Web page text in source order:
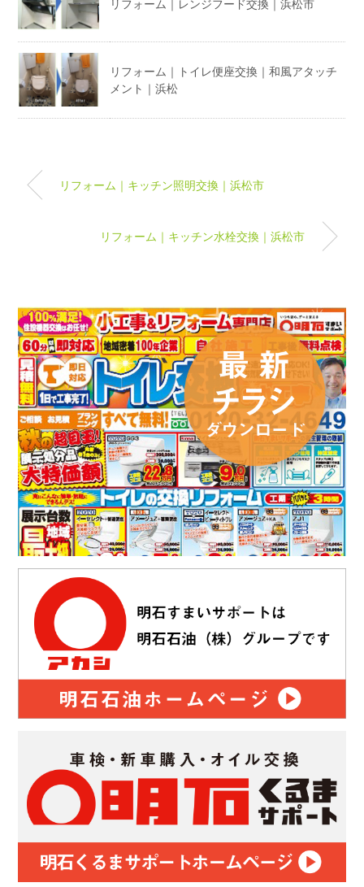
リフォーム｜レンジフード交換｜浜松市
リフォーム｜トイレ便座交換｜和風アタッチ
メント｜浜松
リフォーム｜キッチン照明交換｜浜松市
リフォーム｜キッチン水栓交換｜浜松市